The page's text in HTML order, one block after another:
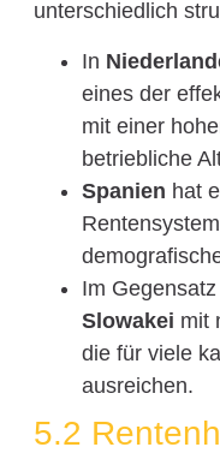
unterschiedlich
In
eines der
mit einer
betriebliche
Spanien hat
Im
Slowakei mit
die für viele
ausreichen.
5.2